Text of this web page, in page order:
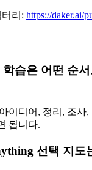
리: https://daker.ai/
습은 어떤 순
이디어, 정리, 조사
됩니다.
선택 지도